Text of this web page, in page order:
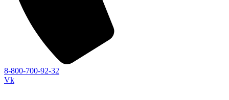
8-800-700-92-32
Vk